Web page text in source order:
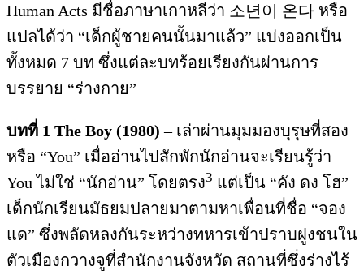
Human Acts มีชื่อภาษาเกาหลีว่า 소년이 온다 หรือ
แปลได้ว่า “เด็กผู้ชายคนนั้นมาแล้ว” แบ่งออกเป็น
ทั้งหมด 7 บท ซึ่งแต่ละบทร้อยเรียงกันผ่านการ
บรรยาย “ร่างกาย”
บทที่ 1 The Boy (1980) – เล่าผ่านมุมมองบุรุษที่สอง
หรือ “You” เมื่ออ่านไปสักพักนักอ่านจะเรียนรู้ว่า
You ไม่ใช่ “นักอ่าน” โดยตรง3 แต่เป็น “คัง ดง โฮ”
เด็กนักเรียนมัธยมปลายมาตามหาเพื่อนที่ชื่อ “จอง
แด” ซึ่งพลัดหลงกันระหว่างทหารเข้าปราบฝูงชนใน
ตัวเมืองกวางจูที่สำนักงานจังหวัด สถานที่ซึ่งร่างไร้